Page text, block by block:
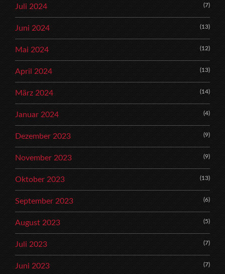
Juli 2024 (7)
Juni 2024 (13)
Mai 2024 (12)
April 2024 (13)
März 2024 (14)
Januar 2024 (4)
Dezember 2023 (9)
November 2023 (9)
Oktober 2023 (13)
September 2023 (6)
August 2023 (5)
Juli 2023 (7)
Juni 2023 (7)